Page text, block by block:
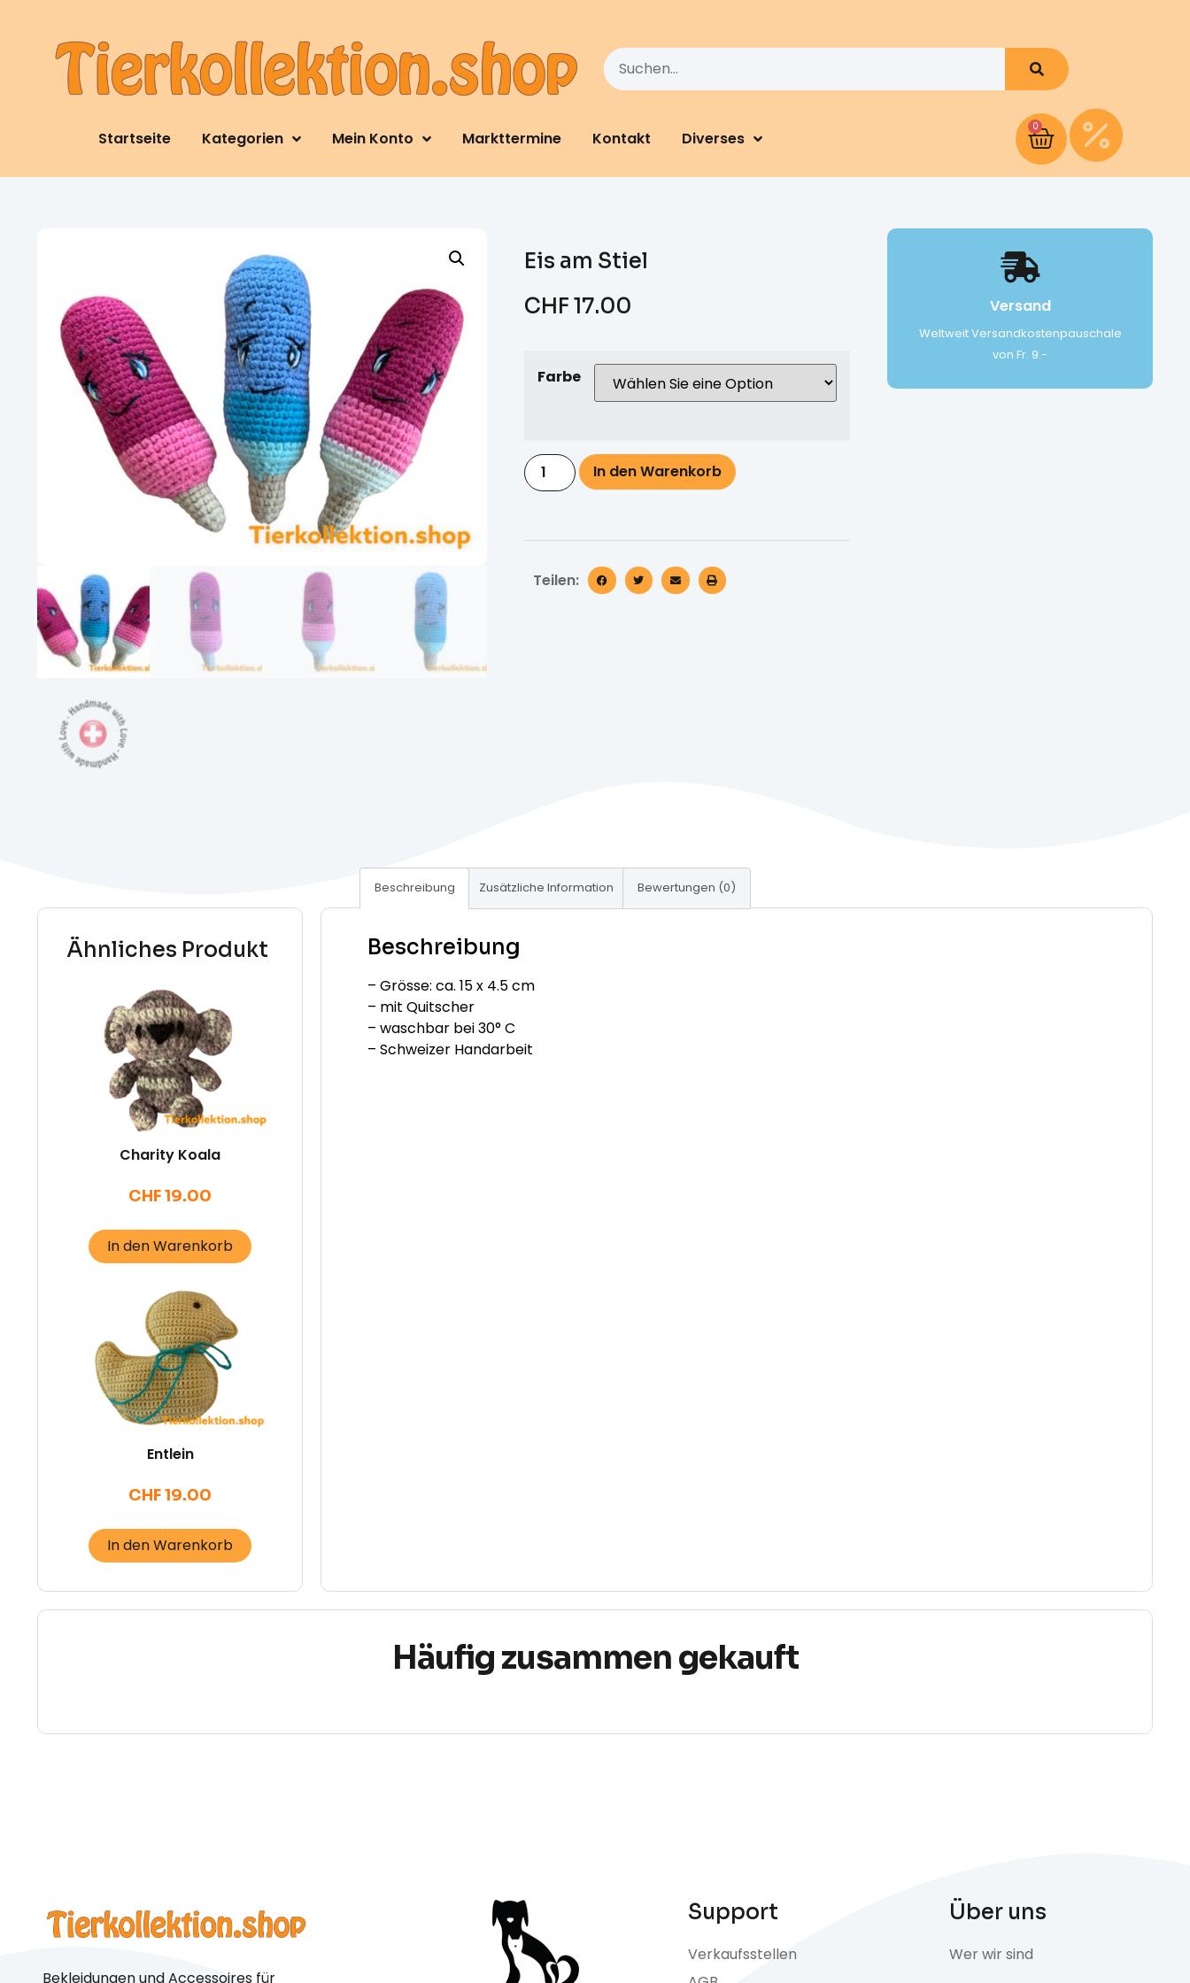
Startseite Kategorien Mein Konto Markttermine Kontakt Diverses
0
Eis am Stiel
CHF 17.00
Farbe
In den Warenkorb
Teilen:
Versand
Weltweit Versandkostenpauschale
von Fr. 9.-
Ähnliches Produkt
Charity Koala
CHF19.00
In den Warenkorb
Entlein
CHF19.00
In den Warenkorb
Beschreibung Zusätzliche Information Bewertungen (0)
Beschreibung
– Grösse: ca. 15 x 4.5 cm
– mit Quitscher
– waschbar bei 30° C
– Schweizer Handarbeit
Häufig zusammen gekauft
Bekleidungen und Accessoires für
Support
Verkaufsstellen
Über uns
Wer wir sind